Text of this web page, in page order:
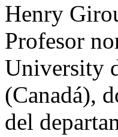
Henry
Profesor
University
(Canadá),
del